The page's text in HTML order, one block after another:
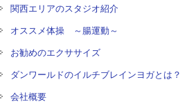
関西エリアのスタジオ紹介
オススメ体操 ～腸運動～
お勧めのエクササイズ
ダンワールドのイルチブレインヨガとは？
会社概要